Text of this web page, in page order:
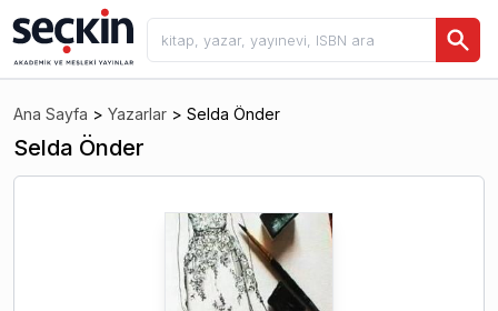
Ana Sayfa > Yazarlar > Selda Önder
Selda Önder